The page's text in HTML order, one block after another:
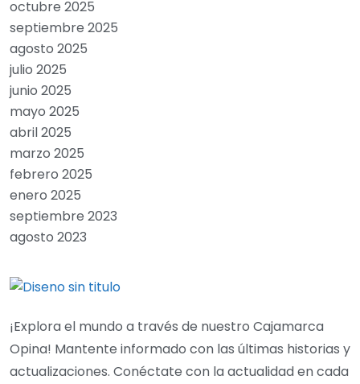
octubre 2025
septiembre 2025
agosto 2025
julio 2025
junio 2025
mayo 2025
abril 2025
marzo 2025
febrero 2025
enero 2025
septiembre 2023
agosto 2023
¡Explora el mundo a través de nuestro Cajamarca
Opina! Mantente informado con las últimas historias y
actualizaciones. Conéctate con la actualidad en cada